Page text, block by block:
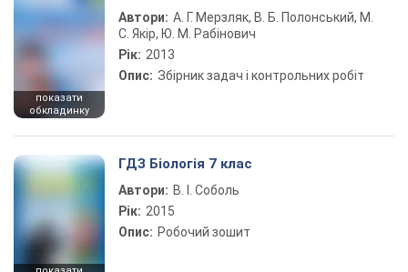
показати
обкладинку
Автори: А. Г. Мерзляк, В. Б. Полонський, М.
С. Якір, Ю. М. Рабінович
Рік: 2013
Опис: Збірник задач і контрольних робіт
ГДЗ Біологія 7 клас
Автори: В. І. Соболь
Рік: 2015
Опис: Робочий зошит